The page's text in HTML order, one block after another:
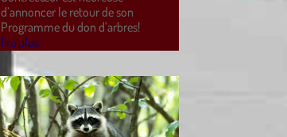
d’annoncer le retour de son
Programme du don d’arbres!
lire plus